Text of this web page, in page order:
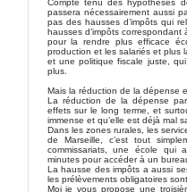
Compte tenu des hypothèses
passera nécessairement aussi
pas des hausses d’impôts qui
hausses d’impôts
pour la rendre plus efficace
production et les salariés et plus
et une politique fiscale juste,
plus.
Mais la réduction de la dépense
La réduction de la dépense
effets sur le long terme, et
immense et qu’elle est déjà mal
Dans les zones rurales, les
de Marseille, c’est tout
commissariats, une école qui
minutes pour accéder à un
La hausse des impôts a aussi
les prélèvements obligatoires
Moi je vous propose une